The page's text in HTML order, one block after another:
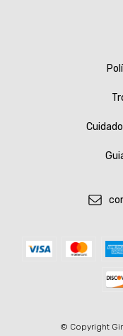
© Copyright